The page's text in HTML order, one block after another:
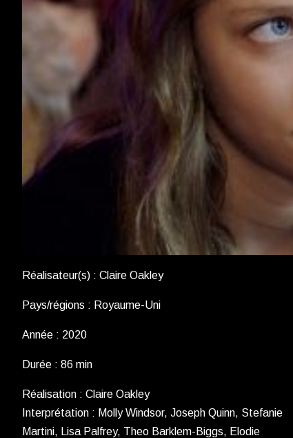
Réalisateur(s) : Claire Oakley
Pays/régions : Royaume-Uni
Année : 2020
Durée : 86 min
Réalisation : Claire Oakley
Interprétation : Molly Windsor, Joseph Quinn, Stefanie
Martini, Lisa Palfrey, Theo Barklem-Biggs, Elodie